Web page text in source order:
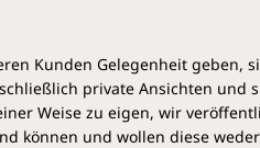
Kunden Gelegenheit geben,
private Ansichten
Weise zu eigen, wir
können und wollen diese